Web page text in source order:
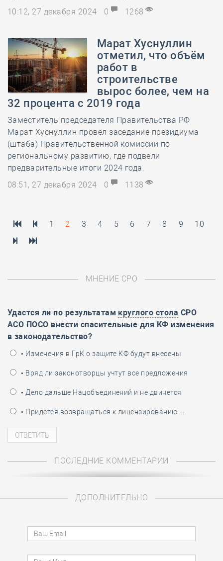
10:12, 27 декабря 2024
0 1268
Марат Хуснуллин
отметил, что объём
работ в
строительстве
вырос более, чем на
32 процента с 2019 года
Заместитель председателя Правительства РФ
Марат Хуснуллин провёл заседание президиума
(штаба) Правительственной комиссии по
региональному развитию, где подвели
предварительные итоги 2024 года.
08:51, 27 декабря 2024
0 1138
1 2 3 4 5 6 7 8 9 10
МНЕНИЕ СРО
Удастся ли по результатам круглого стола СРО
АСО ПОСО внести спасительные для КФ изменения
в законодательство?
• Изменения в ГрК о защите КФ будут внесены
• Вряд ли законотворцы учтут все предложения
• Дело дальше Нацобъединений и не двинется
• Придётся возвращаться к лицензированию…
ПОСЛЕДНИЕ КОММЕНТАРИИ
ДОПОЛНИТЕЛЬНО